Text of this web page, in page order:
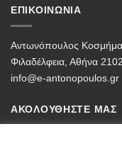
ΕΠΙΚΟΙΝΩΝΙΑ
Αντωνόπουλος
Φιλαδέλφεια, Αθήνα
info@e-antonopoulos.gr
ΑΚΟΛΟΥΘΗΣΤΕ ΜΑΣ